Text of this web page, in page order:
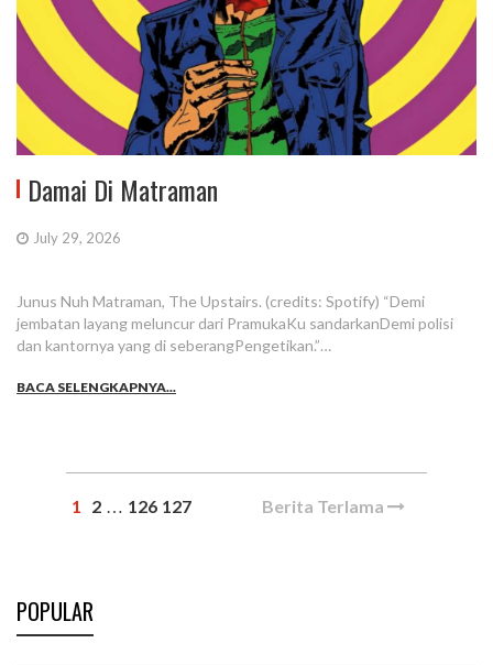
Damai Di Matraman
July 29, 2026
Junus Nuh Matraman, The Upstairs. (credits: Spotify) “Demi
jembatan layang meluncur dari PramukaKu sandarkanDemi polisi
dan kantornya yang di seberangPengetikan.”…
BACA SELENGKAPNYA...
1 2 … 126 127 Berita Terlama
POPULAR